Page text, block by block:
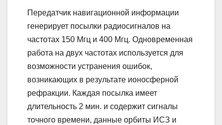
Передатчик навигационной информации
генерирует посылки радиосигналов на
частотах 150 Мгц и 400 Мгц. Одновременная
работа на двух частотах используется для
возможности устранения ошибок,
возникающих в результате ионосферной
рефракции. Каждая посылка имеет
длительность 2 мин. и содержит сигналы
точного времени, данные орбиты ИСЗ и